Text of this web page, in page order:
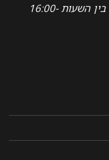
א'-ה' בין השעות 16:00-